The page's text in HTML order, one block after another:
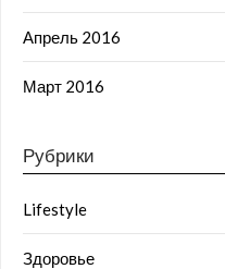
Апрель 2016
Март 2016
Рубрики
Lifestyle
Здоровье